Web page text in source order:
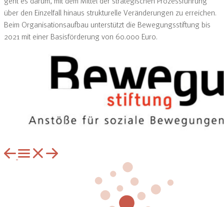
über den Einzelfall hinaus strukturelle Veränderungen zu erreichen.
Beim Organisationsaufbau unterstützt die Bewegungsstiftung bis
2021 mit einer Basisförderung von 60.000 Euro.